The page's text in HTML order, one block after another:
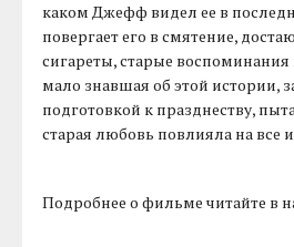
каком Джефф видел ее в
повергает его в смятение,
сигареты, старые
мало знавшая об этой истории,
подготовкой к празднеству,
старая любовь повлияла на все
Подробнее о фильме читайте в